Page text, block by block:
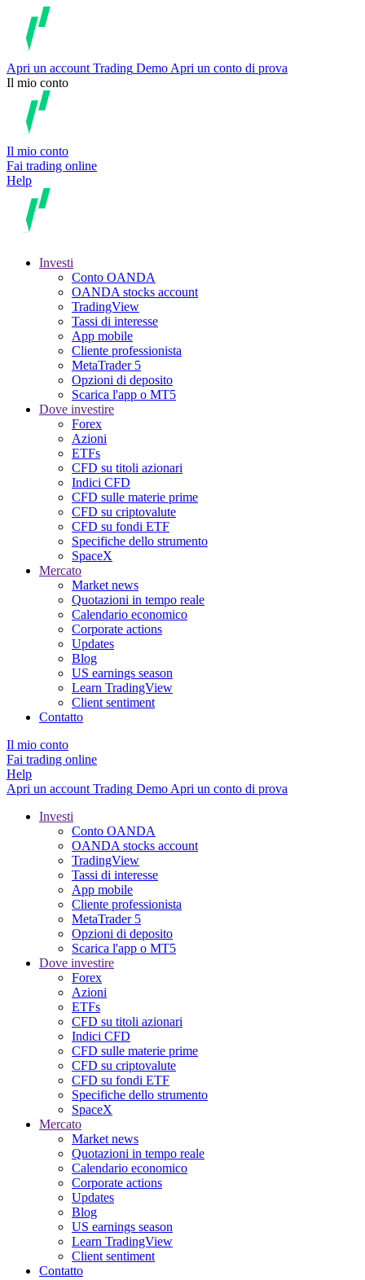
Apri un account Trading Demo Apri un conto di prova
Il mio conto
Il mio conto
Fai trading online
Help
Investi
Conto OANDA
OANDA stocks account
TradingView
Tassi di interesse
App mobile
Cliente professionista
MetaTrader 5
Opzioni di deposito
Scarica l'app o MT5
Dove investire
Forex
Azioni
ETFs
CFD su titoli azionari
Indici CFD
CFD sulle materie prime
CFD su criptovalute
CFD su fondi ETF
Specifiche dello strumento
SpaceX
Mercato
Market news
Quotazioni in tempo reale
Calendario economico
Corporate actions
Updates
Blog
US earnings season
Learn TradingView
Client sentiment
Contatto
Il mio conto
Fai trading online
Help
Apri un account Trading Demo Apri un conto di prova
Investi
Conto OANDA
OANDA stocks account
TradingView
Tassi di interesse
App mobile
Cliente professionista
MetaTrader 5
Opzioni di deposito
Scarica l'app o MT5
Dove investire
Forex
Azioni
ETFs
CFD su titoli azionari
Indici CFD
CFD sulle materie prime
CFD su criptovalute
CFD su fondi ETF
Specifiche dello strumento
SpaceX
Mercato
Market news
Quotazioni in tempo reale
Calendario economico
Corporate actions
Updates
Blog
US earnings season
Learn TradingView
Client sentiment
Contatto